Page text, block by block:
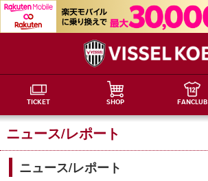
TICKET SHOP FANCLUB
ニュース/レポート
ニュース/レポート